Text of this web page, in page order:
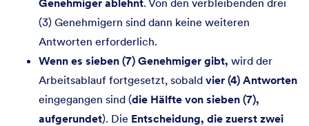
(3) Genehmigern sind dann keine weiteren
Antworten erforderlich.
Wenn es sieben (7) Genehmiger gibt, wird der
Arbeitsablauf fortgesetzt, sobald vier (4) Antworten
eingegangen sind (die Hälfte von sieben (7),
aufgerundet). Die Entscheidung, die zuerst zwei